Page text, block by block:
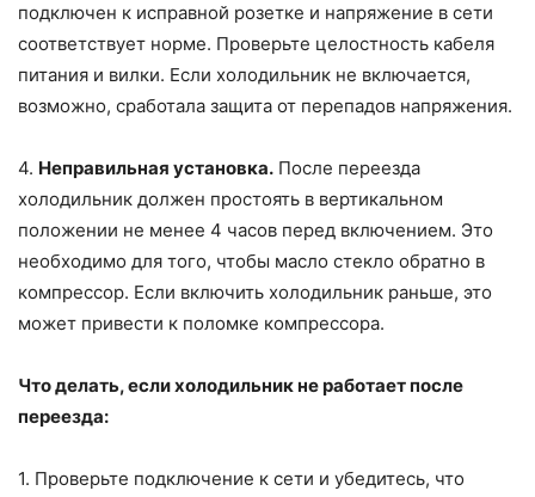
подключен к исправной розетке и напряжение в сети
соответствует норме. Проверьте целостность кабеля
питания и вилки. Если холодильник не включается,
возможно, сработала защита от перепадов напряжения.
4. Неправильная установка. После переезда
холодильник должен простоять в вертикальном
положении не менее 4 часов перед включением. Это
необходимо для того, чтобы масло стекло обратно в
компрессор. Если включить холодильник раньше, это
может привести к поломке компрессора.
Что делать, если холодильник не работает после
переезда:
1. Проверьте подключение к сети и убедитесь, что